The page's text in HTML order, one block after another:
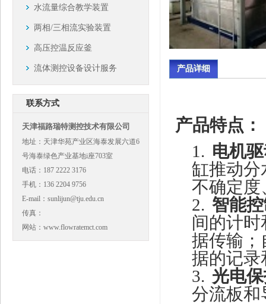
水流量综合教学装置
两相/三相流实验装置
高压控温反应釜
流体测控设备设计服务
联系方式
天津福路瑞特测控技术有限公司
地址：天津华苑产业区海泰发展六道6
号海泰绿色产业基地i座703室
电话：187 2222 3176
手机：136 2204 9756
E-mail：sunlijun@tju.edu.cn
传真：
网站：www.flowratemct.com
产品详细
产品特点：
1. 电机
缸推动分
不确定度
2. 智能
间的计
据传输；
据的记录
3. 光电
分流板和